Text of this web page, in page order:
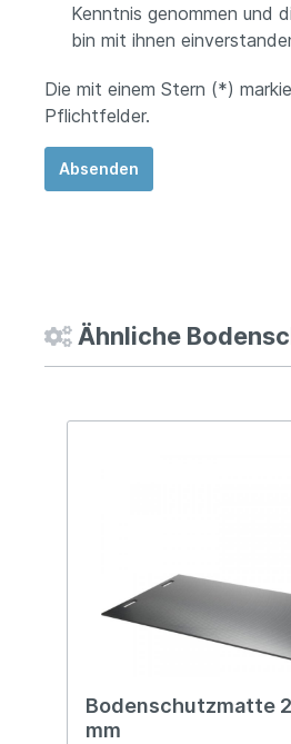
Kenntnis genommen und
bin mit ihnen
Die mit einem Stern (*)
Pflichtfelder.
Absenden
Ähnliche
Bodenschutzmatte
mm